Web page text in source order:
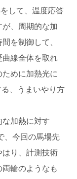
して、温度応答
が、周期的な加
を制御して、
線全体を取れ
めに加熱光に
、うまいやり方
加熱に対す
、今回の馬場先
り、計測技術
輪のようなも